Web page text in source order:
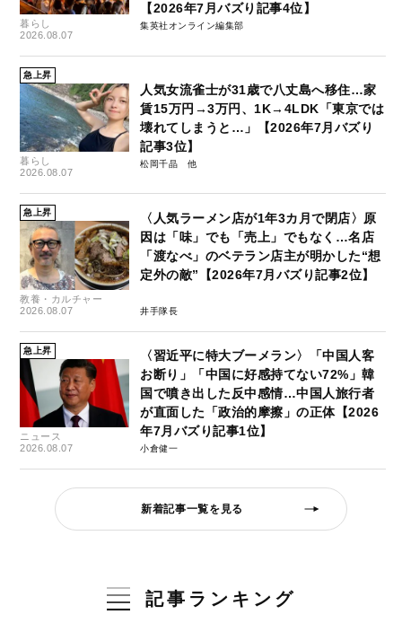
暮らし
2026.08.07
【2026年7月バズり記事4位】
集英社オンライン編集部
急上昇
暮らし
2026.08.07
人気女流雀士が31歳で八丈島へ移住…家
賃15万円→3万円、1K→4LDK「東京では
壊れてしまうと…」【2026年7月バズり
記事3位】
松岡千晶
急上昇
教養・カルチャー
2026.08.07
〈人気ラーメン店が1年3カ月で閉店〉原
因は「味」でも「売上」でもなく…名店
「渡なべ」のベテラン店主が明かした“想
定外の敵”【2026年7月バズり記事2位】
井手隊長
急上昇
ニュース
2026.08.07
〈習近平に特大ブーメラン〉「中国人客
お断り」「中国に好感持てない72%」韓
国で噴き出した反中感情…中国人旅行者
が直面した「政治的摩擦」の正体【2026
年7月バズり記事1位】
小倉健一
新着記事一覧を見る
記事ランキング